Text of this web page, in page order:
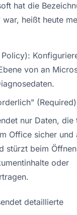
hat die
heißt heute
von an
nur Daten, die
Office sicher und
stürzt beim
oder
detaillierte